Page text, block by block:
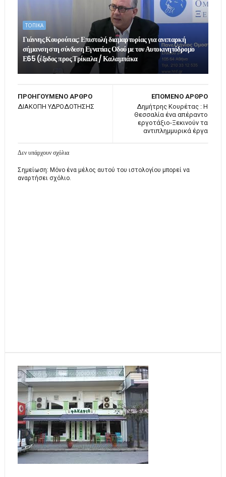
ΤΟΠΙΚΑ
Γιάννης Κουρούπας: Επιστολή διαμαρτυρίας για ανεπαρκή
σήμανση στη σύνδεση Εγνατίας Οδού με τον Αυτοκινητόδρομο
Ε65 (έξοδος προς Τρίκαλα / Καλαμπάκα
ΕΠΟΜΕΝΟ ΑΡΘΡΟ
Δημήτρης Κουρέτας : Η
Θεσσαλία ένα απέραντο
εργοτάξιο-Ξεκινούν τα
αντιπλημμυρικά έργα
ΠΡΟΗΓΟΥΜΕΝΟ ΑΡΘΡΟ
ΔΙΑΚΟΠΗ ΥΔΡΟΔΟΤΗΣΗΣ
Δεν υπάρχουν σχόλια
Σημείωση: Μόνο ένα μέλος αυτού του ιστολογίου μπορεί να
αναρτήσει σχόλιο.